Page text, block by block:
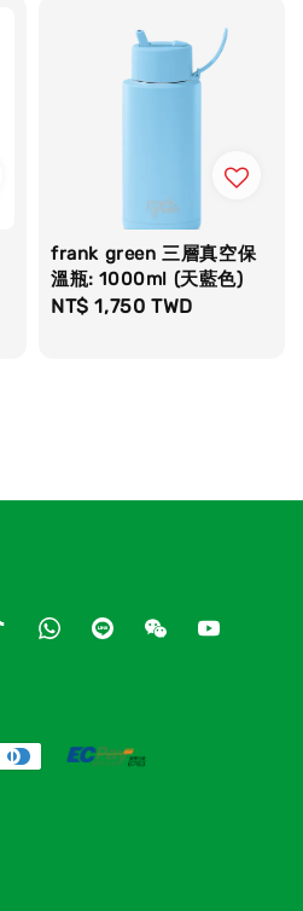
frank green 三層真空保
溫瓶: 1000ml (天藍色)
Regular
NT$ 1,750 TWD